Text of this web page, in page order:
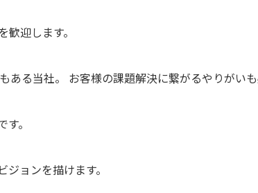
迎します。
る当社。 お客様の課題解決に繋がるやりがいも
。
ョンを描けます。